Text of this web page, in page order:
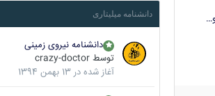
دانشنامه میلیتاری
دانشنامه نیروی زمینی
توسط crazy-doctor
آغاز شده در 13 بهمن 1394